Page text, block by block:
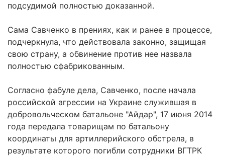
подсудимой полностью доказанной.
Сама Савченко в прениях, как и ранее в процессе,
подчеркнула, что действовала законно, защищая
свою страну, а обвинение против нее назвала
полностью сфабрикованным.
Согласно фабуле дела, Савченко, после начала
российской агрессии на Украине служившая в
добровольческом батальоне "Айдар", 17 июня 2014
года передала товарищам по батальону
координаты для артиллерийского обстрела, в
результате которого погибли сотрудники ВГТРК